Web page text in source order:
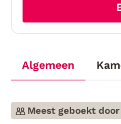
Algemeen
Meest geboekt